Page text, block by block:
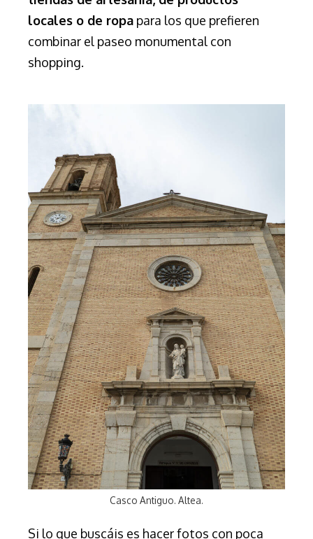
locales o de ropa para los que prefieren
combinar el paseo monumental con
shopping.
Casco Antiguo. Altea.
Si lo que buscáis es hacer fotos con poca